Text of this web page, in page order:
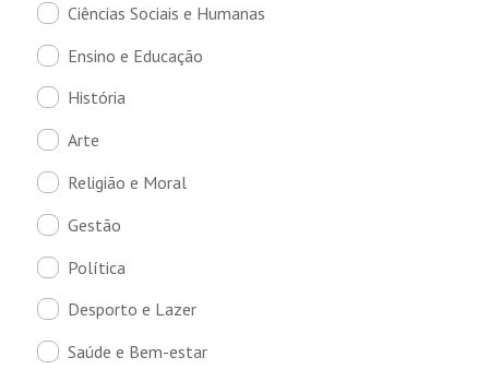
Ciências Sociais e Humanas
Ensino e Educação
História
Arte
Religião e Moral
Gestão
Política
Desporto e Lazer
Saúde e Bem-estar